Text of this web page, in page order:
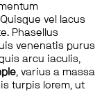
vel lacus
Phasellus
venenatis purus
arcu iaculis,
, varius a massa
turpis lorem, ut